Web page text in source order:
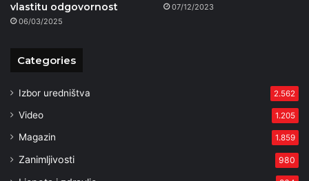
vlastitu odgovornost
06/03/2025
07/12/2023
Categories
Izbor uredništva 2.562
Video 1.205
Magazin 1.859
Zanimljivosti 980